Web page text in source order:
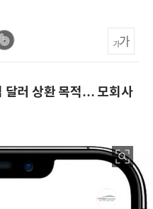
달러 상환 목적… 모회사